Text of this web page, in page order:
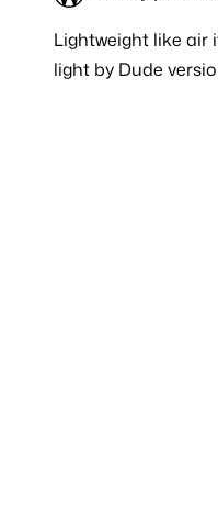
Lightweight likeair
light by Dude